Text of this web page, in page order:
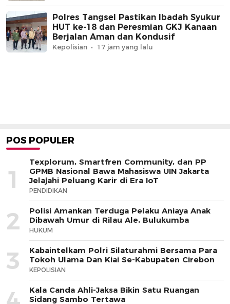
Polres Tangsel Pastikan Ibadah Syukur
HUT ke-18 dan Peresmian GKJ Kanaan
Berjalan Aman dan Kondusif
Kepolisian 17 jam yang lalu
POS POPULER
1
Texplorum, Smartfren Community, dan PP
GPMB Nasional Bawa Mahasiswa UIN Jakarta
Jelajahi Peluang Karir di Era IoT
PENDIDIKAN
2
Polisi Amankan Terduga Pelaku Aniaya Anak
Dibawah Umur di Rilau Ale, Bulukumba
HUKUM
3
Kabaintelkam Polri Silaturahmi Bersama Para
Tokoh Ulama Dan Kiai Se-Kabupaten Cirebon
KEPOLISIAN
Kala Canda Ahli-Jaksa Bikin Satu Ruangan
Sidang Sambo Tertawa